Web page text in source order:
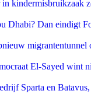
kindermisbruikzaak
Dhabi? Dan eindigt
migrantentunnel
El-Sayed wint
Sparta en